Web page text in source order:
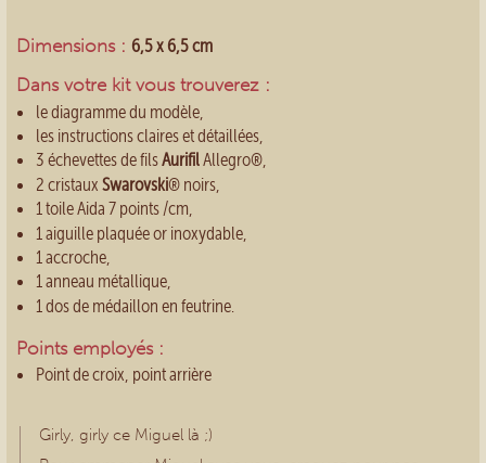
Dimensions : 6,5 x 6,5 cm
Dans votre kit vous trouverez :
le diagramme du modèle,
les instructions claires et détaillées,
3 échevettes de filsAurifilAllegro®,
2 cristaux Swarovski® noirs,
1 toile Aida 7 points /cm,
1 aiguille plaquée or inoxydable,
1 accroche,
1 anneau métallique,
1 dos de médaillon en feutrine.
Points employés :
Point de croix, point arrière
Girly, girly ce Miguel là ;)